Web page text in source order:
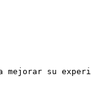
mejorar su